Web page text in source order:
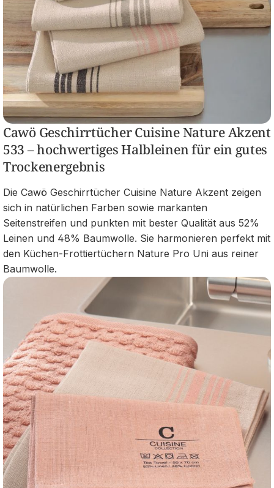
Cawö Geschirrtücher Cuisine Nature Akzent
533 – hochwertiges Halbleinen für ein gutes
Trockenergebnis
Die Cawö Geschirrtücher Cuisine Nature Akzent zeigen
sich in natürlichen Farben sowie markanten
Seitenstreifen und punkten mit bester Qualität aus 52%
Leinen und 48% Baumwolle. Sie harmonieren perfekt mit
den Küchen-Frottiertüchern Nature Pro Uni aus reiner
Baumwolle.